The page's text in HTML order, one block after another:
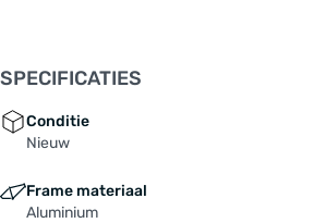
SPECIFICATIES
Conditie
Nieuw
Frame materiaal
Aluminium